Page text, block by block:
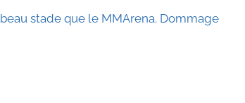
stade que le MMArena. Dommage